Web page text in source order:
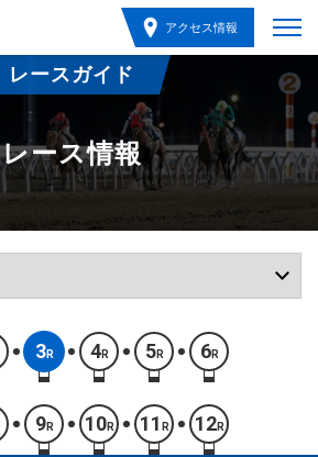
アクセス情報
レースガイド
レース情報
3R 4R 5R 6R
9R 10R 11 R 12R